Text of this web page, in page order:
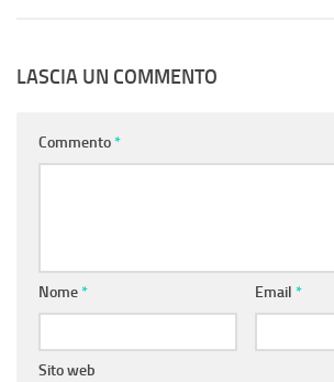
LASCIA UN COMMENTO
Commento*
Nome* Email *
Sito web